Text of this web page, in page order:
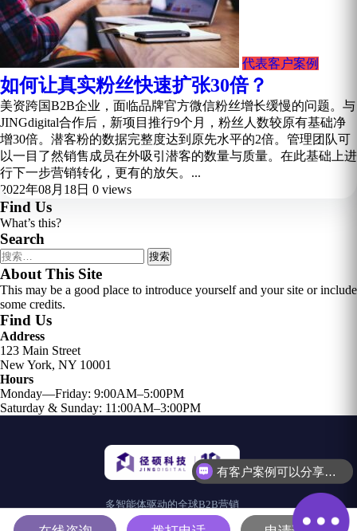
代表客户案例
如何让真实粉丝快速扩张30倍？
美资跨国B2B企业，面临品牌官方微信粉丝增长缓慢的问题。与
JINGdigital合作后，新项目推行9个月，粉丝人数较原有基础净
增30倍。潜客粉的数据完整度达到原先水平的2倍。管理团队可
以一目了然销售成员在外吸引潜客的数量与质量。在此基础上进
行下一步营销转化，更有的放矢。...
2022年08月18日 0 views
Find Us
What’s this?
Search
搜
索：
About This Site
This may be a good place to introduce yourself and your site or include
some credits.
Find Us
Address
123 Main Street
New York, NY 10001
Hours
Monday—Friday: 9:00AM–5:00PM
Saturday & Sunday: 11:00AM–3:00PM
多智能体驱动的全球B2B营销
解决方案平台
有客户案例可以分享吗？